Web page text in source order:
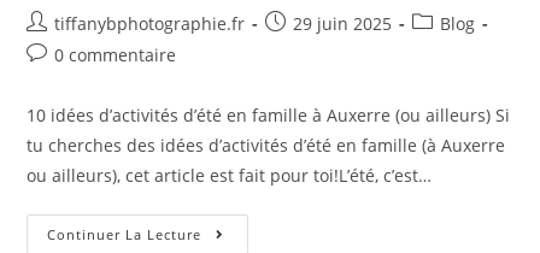
tiffanybphotographie.fr 29 juin 2025
Blog
0 commentaire
10 idées d’activités d’été en famille à Auxerre (ou ailleurs) Si
tu cherches des idées d’activités d’été en famille (à Auxerre
ou ailleurs), cet article est fait pour toi!L’été, c’est…
Continuer La Lecture